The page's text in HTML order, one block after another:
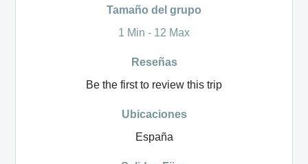
Tamaño del grupo
1 Min - 12 Max
Reseñas
Be the first to review this trip
Ubicaciones
España